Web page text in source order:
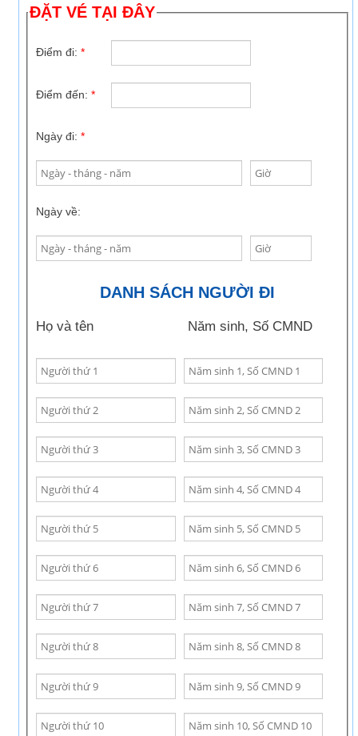
ĐẶT VÉ TẠI ĐÂY
Điểm đi:*
Điểm đến:*
Ngày đi:*
Ngày về:
DANH SÁCH NGƯỜI ĐI
Họ và tên Năm sinh, Số CMND